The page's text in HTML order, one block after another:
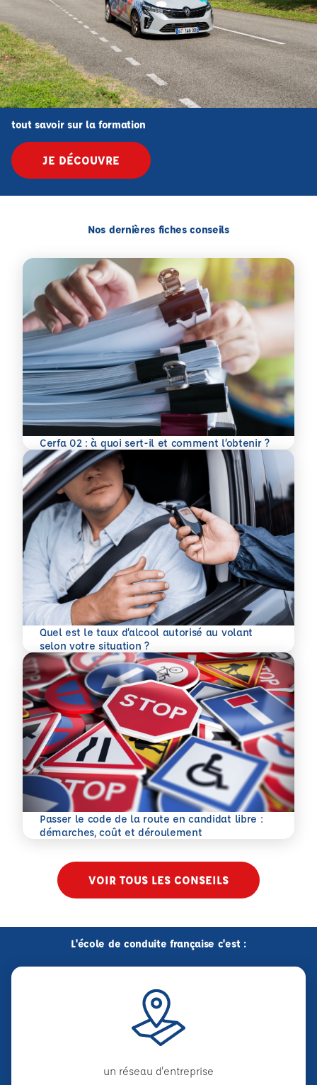
tout savoir sur la formation
JE DÉCOUVRE
Nos dernières fiches conseils
Cerfa 02 : à quoi sert-il et comment l’obtenir ?
En savoir plus
Quel est le taux d’alcool autorisé au volant
selon votre situation ?
En savoir plus
Passer le code de la route en candidat libre :
démarches, coût et déroulement
En savoir plus
VOIR TOUS LES CONSEILS
L'école de conduite française c'est :
un réseau d'entreprise